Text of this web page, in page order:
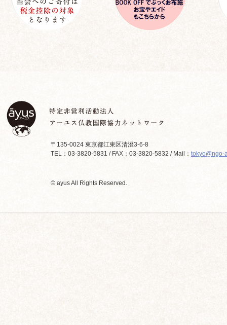
〒135-0024 東京都江東区清澄3-6-8
TEL：03-3820-5831 / FAX：03-3820-5832 / Mail： tokyo@ngo-
© ayus All Rights Reserved.